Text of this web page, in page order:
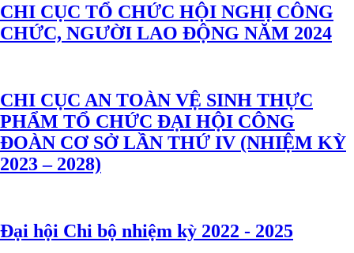
CHI CỤC TỔ CHỨC HỘI NGHỊ CÔNG
CHỨC, NGƯỜI LAO ĐỘNG NĂM 2024
CHI CỤC AN TOÀN VỆ SINH THỰC
PHẨM TỔ CHỨC ĐẠI HỘI CÔNG
ĐOÀN CƠ SỞ LẦN THỨ IV (NHIỆM KỲ
2023 – 2028)
Đại hội Chi bộ nhiệm kỳ 2022 - 2025